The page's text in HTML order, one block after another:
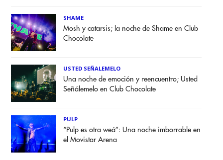
SHAME
Mosh y catarsis; la noche de Shame en Club
Chocolate
USTED SEÑALEMELO
Una noche de emoción y reencuentro; Usted
Señálemelo en Club Chocolate
PULP
“Pulp es otra weá”: Una noche imborrable en
el Movistar Arena